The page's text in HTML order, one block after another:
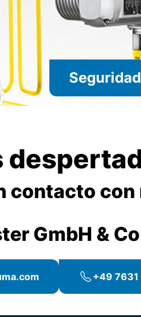
contacto
GmbH &
+49